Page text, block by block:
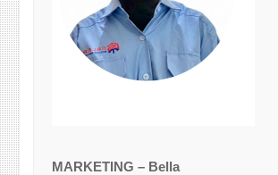
MARKETING – Bella